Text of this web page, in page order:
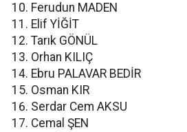
Ferudun MADEN
Elif YİĞİT
Tarık GÖNÜL
Orhan KILIÇ
Ebru PALAVAR BEDİR
Osman KIR
Serdar Cem AKSU
Cemal ŞEN